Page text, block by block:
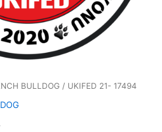
BULLDOG / UKIFED 21- 17494